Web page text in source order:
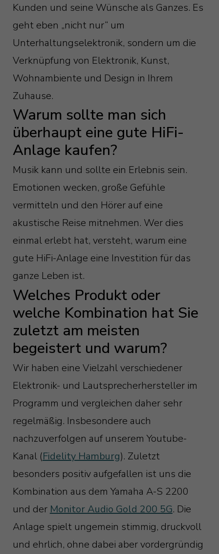
Kunden und seine Wünsche als Ganzes. Es
geht eben „nicht nur“ um
Unterhaltungselektronik, sondern um die
Verknüpfung von Elektronik, Kunst,
Wohnambiente und Design in Ihrem
Zuhause.
Warum sollte man sich
überhaupt eine gute HiFi-
Anlage kaufen?
Musik kann und sollte ein Erlebnis sein.
Emotionen wecken, große Gefühle
vermitteln und den Hörer auf eine
akustische Reise mitnehmen. Wer dies
einmal erlebt hat, versteht, warum eine
gute HiFi-Anlage eine Investition für das
ganze Leben ist.
Welches Produkt oder
welche Kombination hat Sie
zuletzt am meisten
begeistert und warum?
Wir haben eine Vielzahl verschiedener
Elektronik- und Lautsprecherhersteller im
Programm und vergleichen daher sehr
regelmäßig. Insbesondere auch
nachzuverfolgen auf unserem Youtube-
Kanal (Fidelity Hamburg). Zuletzt
besonders positiv aufgefallen ist uns die
Kombination aus dem Yamaha A-S 2200
und der Monitor Audio Gold 200 5G. Die
Anlage spielt ungemein stimmig, druckvoll
und ehrlich, ohne dabei aber vordergründig